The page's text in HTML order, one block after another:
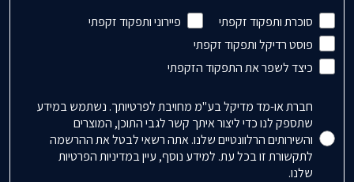
סוכרת ותפקוד זקפתי
פיירוני ותפקוד זקפתי
פוסט רדיקל ותפקוד זקפתי
כיצד לשפר את התפקוד הזקפתי
Accepts Marketing
חברת או-מד מדיקל בע"מ מחויבת לפרטיותך. נשתמש במידע
שתספק לנו כדי ליצור איתך קשר לגבי התוכן, המוצרים
והשירותים הרלוונטיים שלנו. אתה רשאי לבטל את ההרשמה
לתקשורת זו בכל עת. למידע נוסף, עיין במדיניות הפרטיות
שלנו.